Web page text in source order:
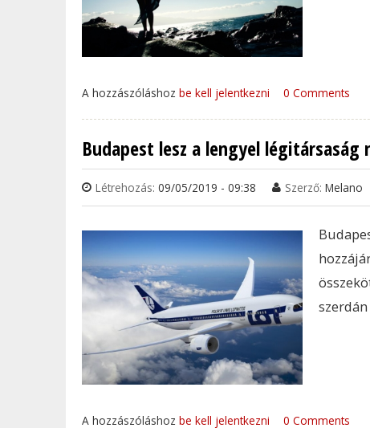
A hozzászóláshoz be kell jelentkezni 0 Comments
Budapest lesz a lengyel légitársaság
Létrehozás: 09/05/2019 - 09:38 Szerző: Melano
A hozzászóláshoz be kell jelentkezni 0 Comments